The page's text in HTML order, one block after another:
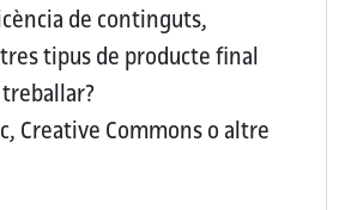
de continguts,
tipus de producte final
Creative Commons o altre